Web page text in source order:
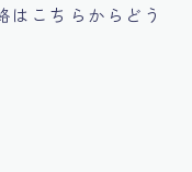
こちらからどう